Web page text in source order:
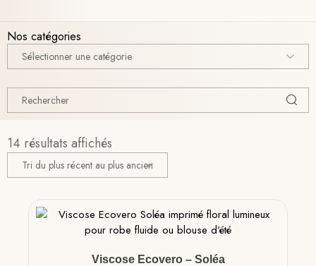
Nos catégories
14 résultats affichés
Viscose Ecovero – Soléa